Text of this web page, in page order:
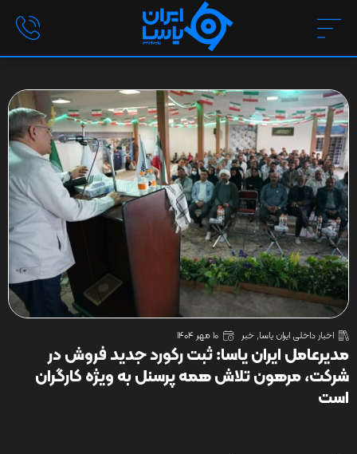
اخبار داخلی ایران یاسا,خبر 10 مهر 1404
مدیرعامل ایران یاسا: ثبت رکورد جدید فروش در
شرکت، مرهون تلاش همه پرسنل به ویژه کارگران
است